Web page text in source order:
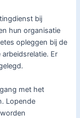
bij
hun organisatie
opleggen bij de
Er
met het
Lopende